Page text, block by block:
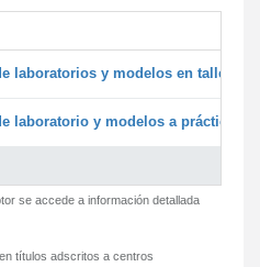
laboratorios y modelos en
laboratorio y modelos a prácticas
se accede a información detallada
títulos adscritos a centros